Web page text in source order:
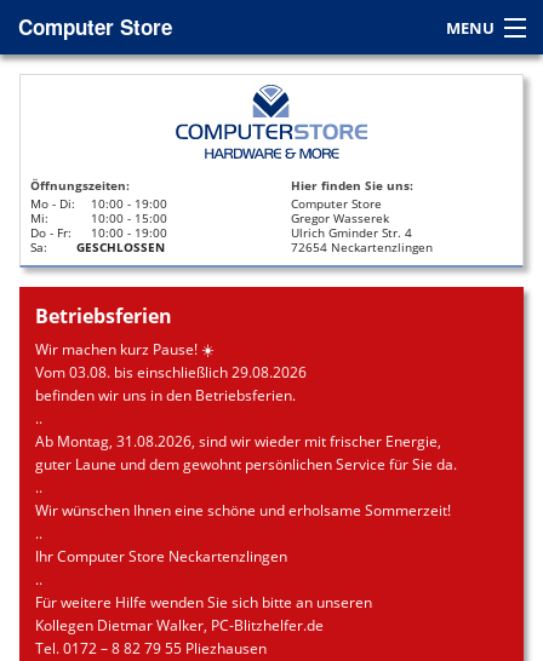
Computer Store MENU
Home
Leasing
Datenrettung
Öffnungszeiten:
Mo - Di:
10:00 - 19:00
Mi:
10:00 - 15:00
Do - Fr:
10:00 - 19:00
Sa:
GESCHLOSSEN
Hier finden Sie uns:
Computer Store
Gregor Wasserek
Ulrich Gminder Str. 4
72654 Neckartenzlingen
Betriebsferien
Wir machen kurz Pause! ☀️
Vom 03.08. bis einschließlich 29.08.2026
befinden wir uns in den Betriebsferien.
..
Ab Montag, 31.08.2026, sind wir wieder mit frischer Energie,
guter Laune und dem gewohnt persönlichen Service für Sie da.
..
Wir wünschen Ihnen eine schöne und erholsame Sommerzeit!
..
Ihr Computer Store Neckartenzlingen
..
Für weitere Hilfe wenden Sie sich bitte an unseren
Kollegen Dietmar Walker, PC-Blitzhelfer.de
Tel. 0172 – 8 82 79 55 Pliezhausen